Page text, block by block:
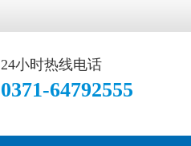
24小时热线电话
0371-64792555